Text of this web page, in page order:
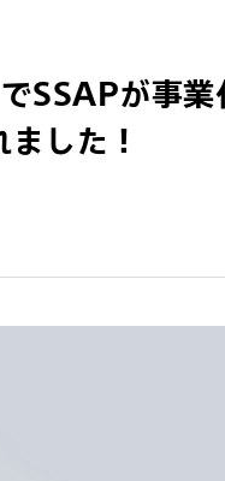
SSAPが事
した！